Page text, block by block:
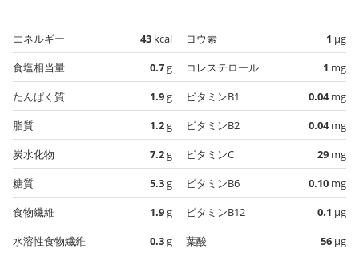
エネルギー 43 kcal
食塩相当量
0.7g
たんぱく質
1.9g
脂質
1.2g
炭水化物
7.2g
糖質
5.3g
食物繊維
1.9g
水溶性食物繊維
0.3g
ヨウ素 1 µg
コレステロール
1 mg
ビタミンB1
0.04mg
ビタミンB2
0.04mg
ビタミンC
29 mg
ビタミンB6
0.10 mg
ビタミンB12
0.1 µg
葉酸
56 µg